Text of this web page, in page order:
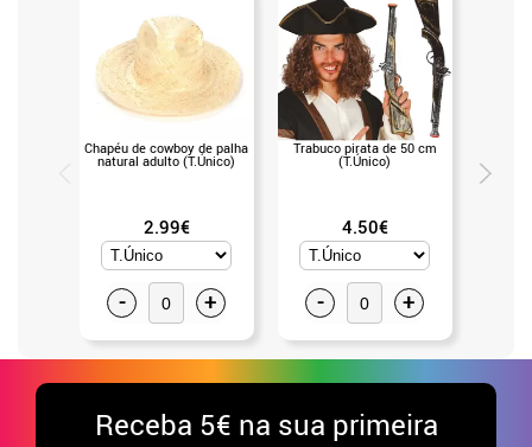
Chapéu de cowboy de palha
natural adulto (T.Único)
2.99€
- +
Trabuco pirata de 50 cm
(T.Único)
4.50€
- +
Receba 5€ na sua primeira